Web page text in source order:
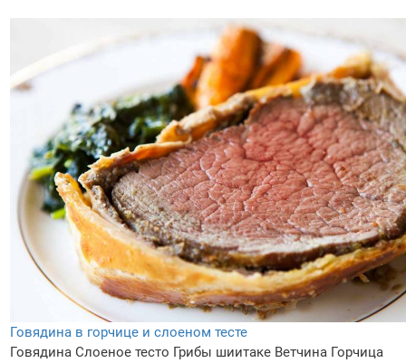
Говядина в горчице и слоеном тесте
Говядина Слоеное тесто Грибы шиитаке Ветчина Горчица